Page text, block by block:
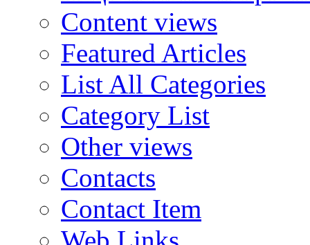
Content views
Featured Articles
List All Categories
Category List
Other views
Contacts
Contact Item